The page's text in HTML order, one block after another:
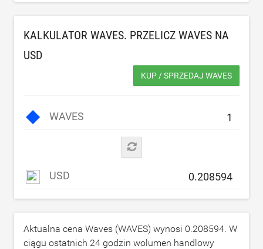
KALKULATOR WAVES. PRZELICZ WAVES NA
USD
KUP / SPRZEDAJ WAVES
WAVES
USD
Aktualna cena Waves (WAVES) wynosi 0.208594. W
ciągu ostatnich 24 godzin wolumen handlowy